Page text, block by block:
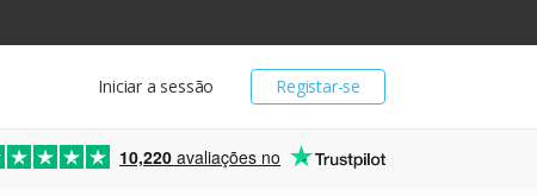
Registar-se
Iniciar a sessão
10,220 avaliações no